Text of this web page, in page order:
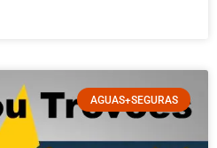
AGUAS+SEGURAS